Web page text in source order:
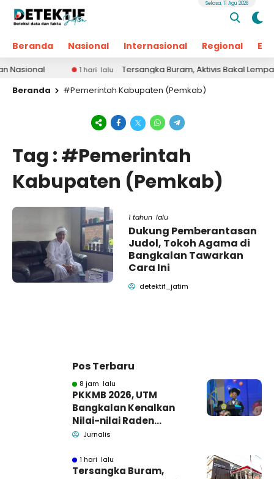
Beranda Nasional Internasional Regional
Selasa, 11 Agu 2026
1 hari lalu
Tersangka Buram, Aktivis Bakal Lempari
Beranda
#Pemerintah Kabupaten (Pemkab)
Tag : #Pemerintah
Kabupaten (Pemkab)
1 tahun lalu
Dukung Pemberantasan
Judol, Tokoh Agama di
Bangkalan Tawarkan
Cara Ini
detektif_jatim
Pos Terbaru
8 jam lalu
PKKMB 2026, UTM
Bangkalan Kenalkan
Nilai-nilai Raden
Trunojoyo dan Siapkan
Nasional
Jurnalis
1 hari lalu
Tersangka Buram,